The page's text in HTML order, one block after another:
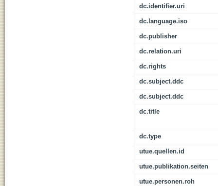
dc.identifier.uri
dc.language.iso
dc.publisher
dc.relation.uri
dc.rights
dc.subject.ddc
dc.subject.ddc
dc.title
dc.type
utue.quellen.id
utue.publikation.seiten
utue.personen.roh